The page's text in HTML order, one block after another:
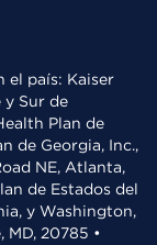
el país: Kaiser
y Sur de
Plan de
de Georgia, Inc.,
NE, Atlanta,
de Estados del
y Washington,
20785 •